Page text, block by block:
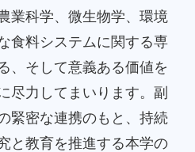
業科学、微生物学、環境
食料システムに関する専
、そして意義ある価値を
尽力してまいります。副
緊密な連携のもと、持続
と教育を推進する本学の